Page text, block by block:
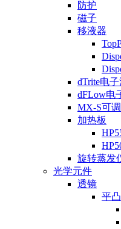
防护
磁子
移液器
dTrite电
dFLow电
MX-S可
加热板
旋转蒸发
光学元件
透镜
平